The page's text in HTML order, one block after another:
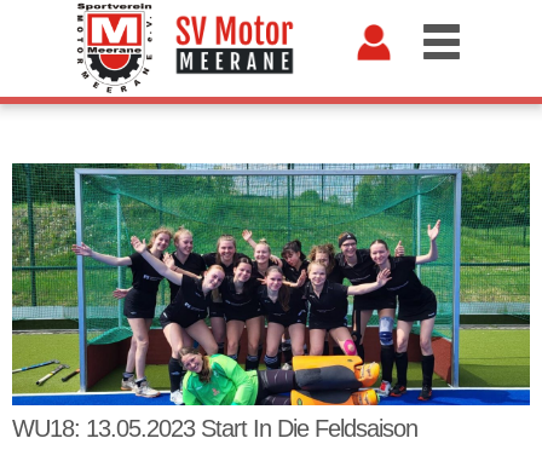
WU18: 13.05.2023 Start In Die Feldsaison